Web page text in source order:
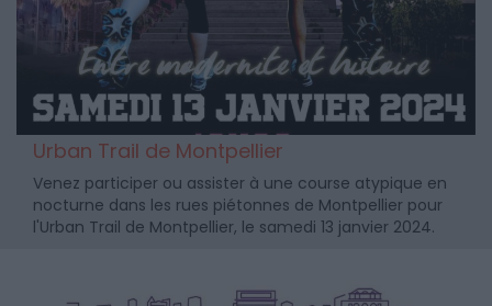
Urban Trail de Montpellier
Venez participer ou assister à une course atypique en
nocturne dans les rues piétonnes de Montpellier pour
l'Urban Trail de Montpellier, le samedi 13 janvier 2024.